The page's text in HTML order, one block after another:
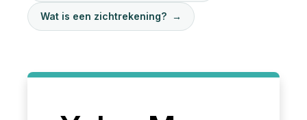
Wat is een zichtrekening? →